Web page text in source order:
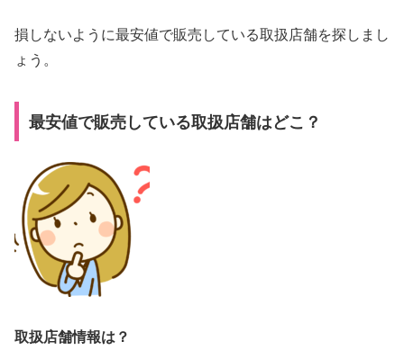
損しないように最安値で販売している取扱店舗を探しまし
ょう。
最安値で販売している取扱店舗はどこ？
取扱店舗情報は？